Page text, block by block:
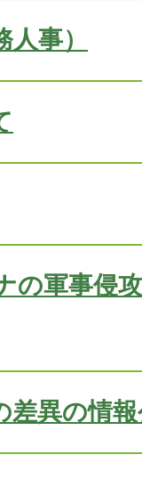
事）
の軍事侵
差異の情